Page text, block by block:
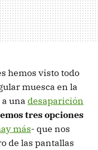
hemos visto todo
muesca en la
una desaparición
tres opciones
más- que nos
de las pantallas